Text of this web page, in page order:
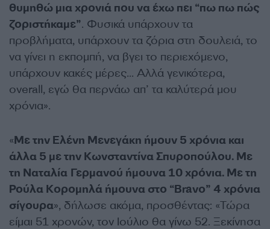
θυμηθώ μια χρονιά που να έχω πει “πω πω πώς
ζοριστήκαμε”. Φυσικά υπάρχουν τα
προβλήματα, υπάρχουν τα ζόρια στη δουλειά, το
να γίνει η εκπομπή, να βγει το περιεχόμενο,
υπάρχουν κακές μέρες… Αλλά γενικότερα,
overall, εγώ θα περνάω απ’ τα καλύτερά μου
χρόνια».
«Με την Ελένη Μενεγάκη ήμουν 5 χρόνια και
άλλα 5 με την Κωνσταντίνα Σπυροπούλου. Με
τη Ναταλία Γερμανού ήμουνα 10 χρόνια. Με τη
Ρούλα Κορομηλά ήμουνα στο “Bravo” 4 χρόνια
σίγουρα», δήλωσε ακόμα, προσθέντας: «Τώρα
είμαι 51 χρονών, τον Ιούλιο θα γίνω 52. Ξεκίνησα